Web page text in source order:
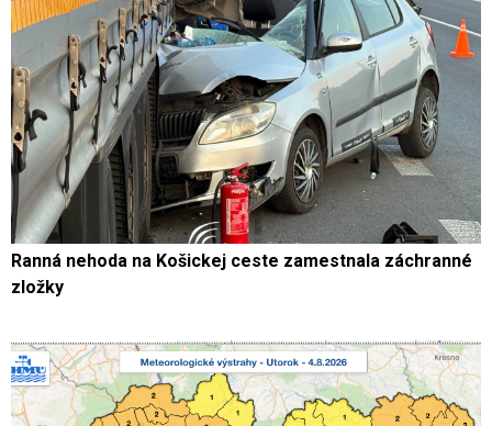
Ranná nehoda na Košickej ceste zamestnala záchranné
zložky